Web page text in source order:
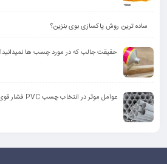
ساده ترین روش پاکسازی بوی بنزین؟
حقیقت جالب که در مورد چسب ها نمیدانید!
عوامل موثر در انتخاب چسب PVC فشار قوی چیست؟